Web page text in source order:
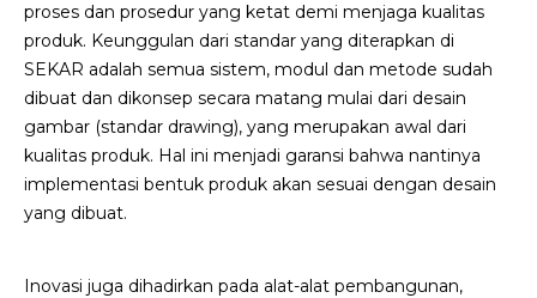
proses dan prosedur yang ketat demi menjaga kualitas
produk. Keunggulan dari standar yang diterapkan di
SEKAR adalah semua sistem, modul dan metode sudah
dibuat dan dikonsep secara matang mulai dari desain
gambar (standar drawing), yang merupakan awal dari
kualitas produk. Hal ini menjadi garansi bahwa nantinya
implementasi bentuk produk akan sesuai dengan desain
yang dibuat.
Inovasi juga dihadirkan pada alat-alat pembangunan,